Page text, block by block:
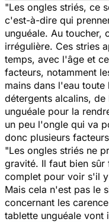
"Les ongles striés, ce
c'est-à-dire qui
unguéale. Au toucher,
irrégulière. Ces stries
temps, avec l'âge et
facteurs, notamment
mains dans l'eau
détergents alcalins,
unguéale pour la
un peu l'ongle qui va
donc plusieurs
"Les ongles striés ne
gravité. Il faut bien sûr
complet pour voir s'il
Mais cela n'est pas le
concernant les
tablette unguéale vont